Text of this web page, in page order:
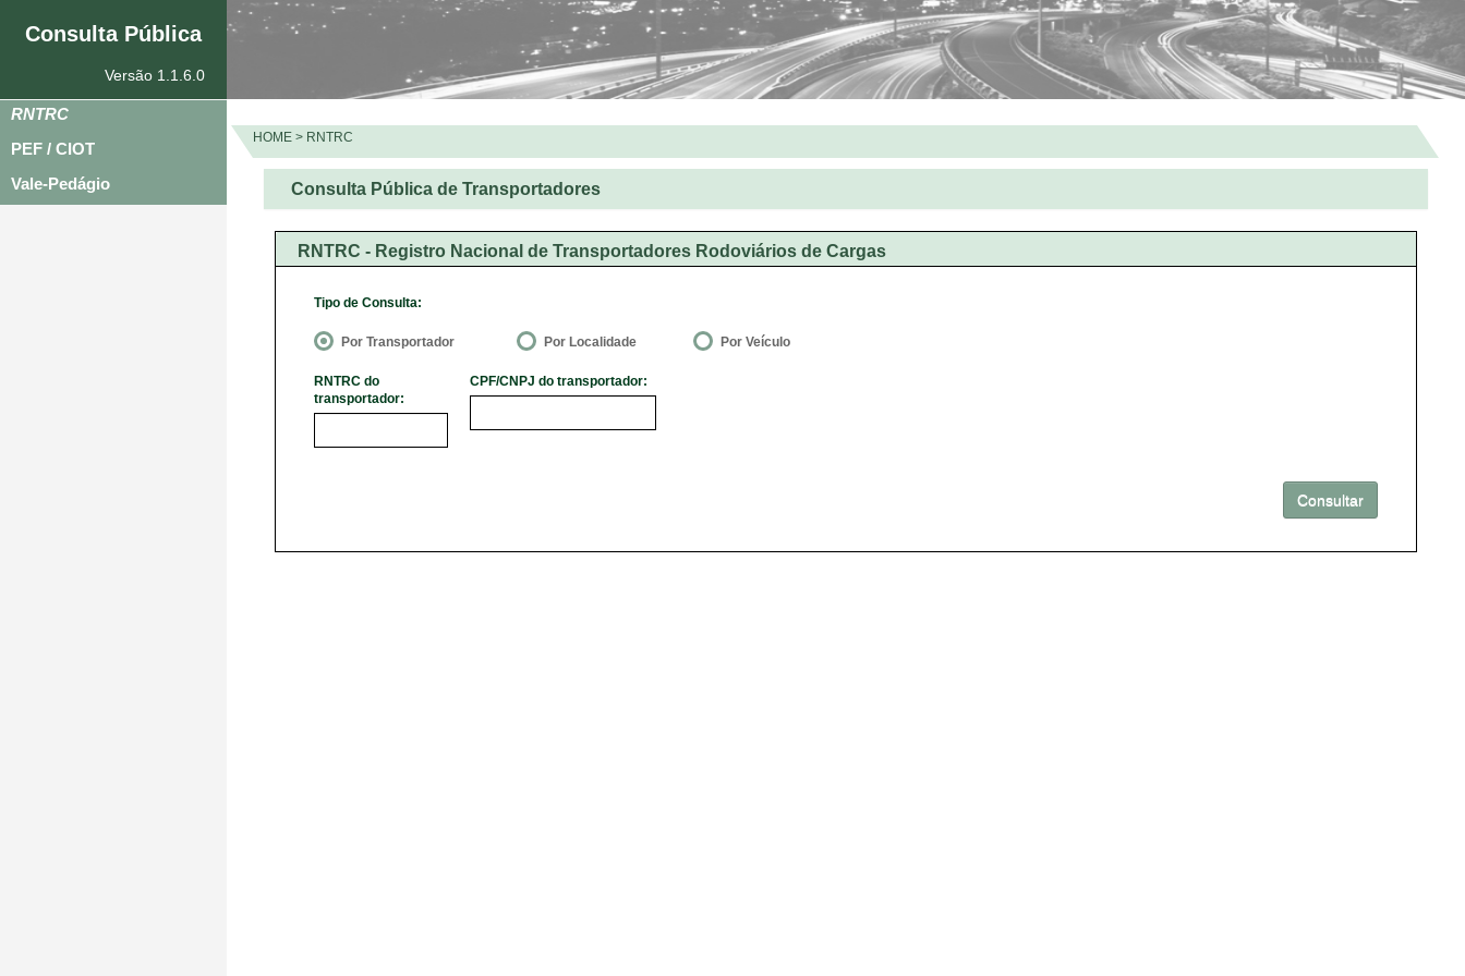
Consulta Pública
Versão 1.1.6.0
RNTRC
PEF / CIOT
Vale-Pedágio
HOME > RNTRC
Consulta Pública de Transportadores
RNTRC - Registro Nacional de Transportadores Rodoviários de Cargas
Tipo de Consulta:
Por Transportador Por Localidade Por Veículo
RNTRC do
transportador:
CPF/CNPJ do transportador: